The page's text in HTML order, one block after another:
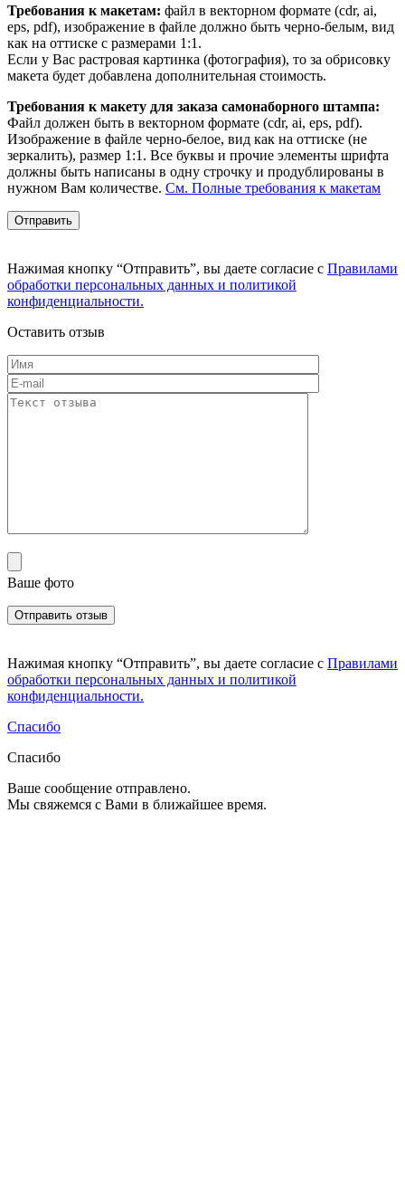
Требования к макетам: файл в векторном формате (cdr, ai,
eps, pdf), изображение в файле должно быть черно-белым, вид
как на оттиске с размерами 1:1.
Если у Вас растровая картинка (фотография), то за обрисовку
макета будет добавлена дополнительная стоимость.
Требования к макету для заказа самонаборного штампа:
Файл должен быть в векторном формате (cdr, ai, eps, pdf).
Изображение в файле черно-белое, вид как на оттиске (не
зеркалить), размер 1:1. Все буквы и прочие элементы шрифта
должны быть написаны в одну строчку и продублированы в
нужном Вам количестве. См. Полные требования к макетам
Нажимая кнопку “Отправить”, вы даете согласие с Правилами
обработки персональных данных и политикой
конфиденциальности.
Оставить отзыв
Ваше фото
Нажимая кнопку “Отправить”, вы даете согласие с Правилами
обработки персональных данных и политикой
конфиденциальности.
Спасибо
Спасибо
Ваше сообщение отправлено.
Мы свяжемся с Вами в ближайшее время.